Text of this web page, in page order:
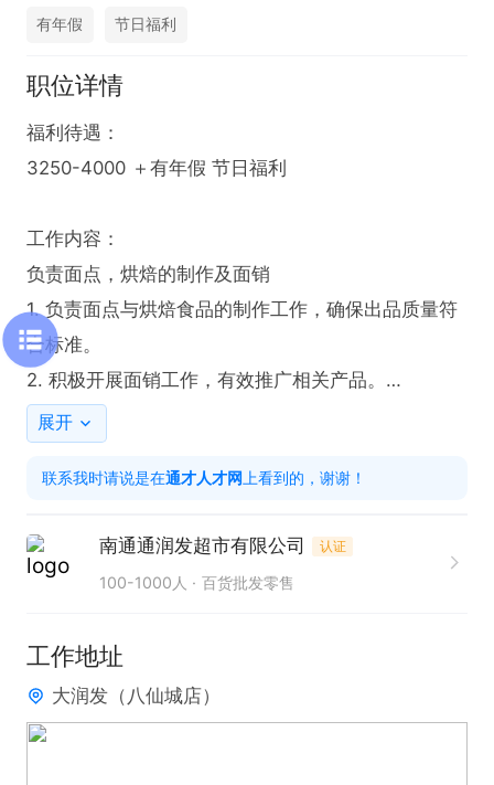
有年假 节日福利
职位详情
福利待遇：
3250-4000 ＋有年假 节日福利
工作内容：
负责面点，烘焙的制作及面销
1. 负责面点与烘焙食品的制作工作，确保出品质量符
合标准。
2. 积极开展面销工作，有效推广相关产品。
身体健康，吃苦耐劳，具有相关工作经历者优先
只需两步，轻松找工作：1、先点击投简历；2、再打
电话。联系时请说在通才人才网上看到的！
展开
联系我时请说是在通才人才网 上看到的，谢谢！
南通通润发超市有限公司 认证
100-1000人 百货批发零售
工作地址
大润发（八仙城店）